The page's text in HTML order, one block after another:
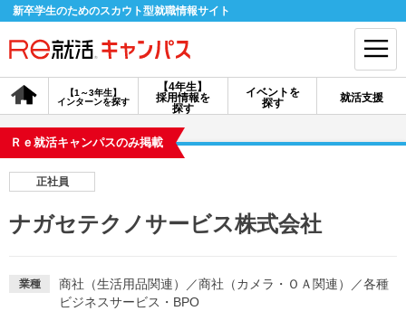
新卒学生のためのスカウト型就職情報サイト
【4年生】
採用情報を
探す
【1～3年生】
インターンを探す
イベントを
探す
就活支援
会員登録 ログイン
探す
Ｒｅ就活キャンパスのみ掲載
正社員
ナガセテクノサービス株式会社
業種 商社（生活用品関連） ／商社（カメラ・ＯＡ関連） ／各種
ビジネスサービス・BPO